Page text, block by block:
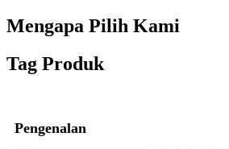
Mengapa Pilih Kami
Tag Produk
Pengenalan